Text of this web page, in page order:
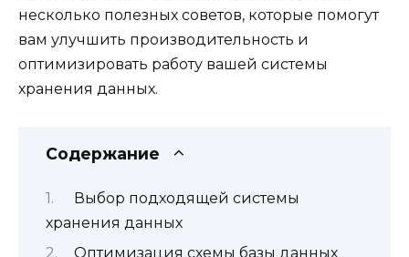
несколько полезных советов, которые помогут
вам улучшить производительность и
оптимизировать работу вашей системы
хранения данных.
Содержание
Выбор подходящей системы
хранения данных
Оптимизация схемы базы данных